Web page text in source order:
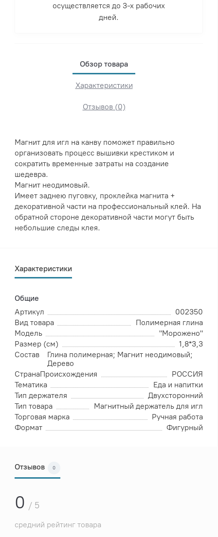
осуществляется до 3-х рабочих
дней.
Обзор товара
Характеристики
Отзывов (0)
Магнит для игл на канву поможет правильно
организовать процесс вышивки крестиком и
сократить временные затраты на создание
шедевра.
Магнит неодимовый.
Имеет заднею пуговку, проклейка магнита +
декоративной части на профессиональный клей. На
обратной стороне декоративной части могут быть
небольшие следы клея.
Характеристики
Общие
Артикул
002350
Вид товара
Полимерная глина
Модель
"Морожено"
Размер (см)
1,8*3,3
Состав
Глина полимерная; Магнит неодимовый;
Дерево
СтранаПроисхождения
РОССИЯ
Тематика
Еда и напитки
Тип держателя
Двухсторонний
Тип товара
Магнитный держатель для игл
Торговая марка
Ручная работа
Формат
Фигурный
Отзывов 0
0 / 5
средний рейтинг товара